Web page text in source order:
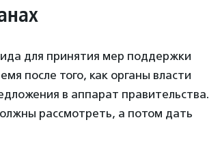
для принятия мер поддержки
после того, как органы власти
в аппарат правительства.
рассмотреть, а потом дать